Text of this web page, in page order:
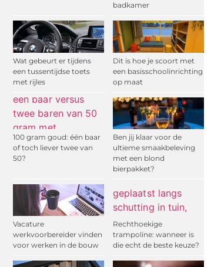
badkamer
Wat gebeurt er tijdens
een tussentijdse toets
met rijles
Dit is hoe je scoort met
een basisschoolinrichting
op maat
100 gram goud: één baar
of toch liever twee van
50?
Ben jij klaar voor de
ultieme smaakbeleving
met een blond
bierpakket?
Vacature
werkvoorbereider vinden
voor werken in de bouw
Rechthoekige
trampoline: wanneer is
die echt de beste keuze?